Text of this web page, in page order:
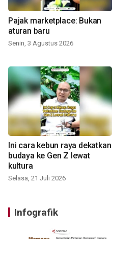
Pajak marketplace: Bukan
aturan baru
Senin, 3 Agustus 2026
Ini cara kebun raya dekatkan
budaya ke Gen Z lewat
kultura
Selasa, 21 Juli 2026
Infografik